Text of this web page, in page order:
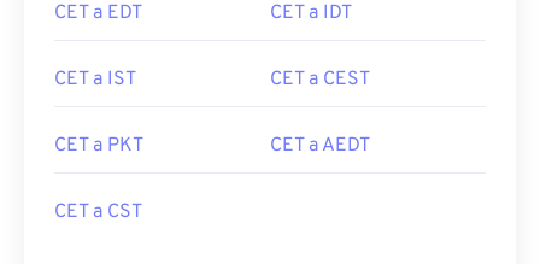
CET a EDT CET a IDT
CET a IST CET a CEST
CET a PKT CET a AEDT
CET a CST